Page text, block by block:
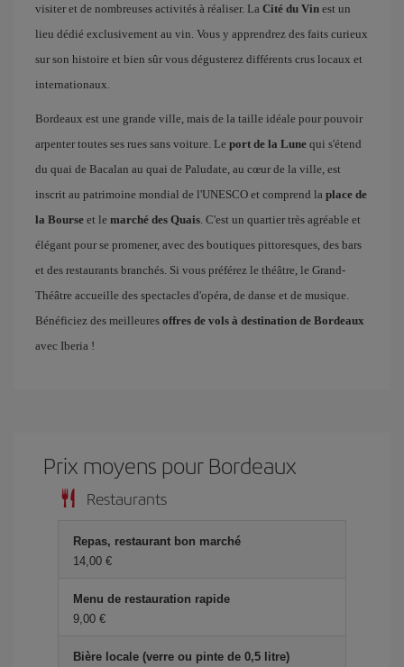
visiter et de nombreuses activités à réaliser. La Cité du Vin est un
lieu dédié exclusivement au vin. Vous y apprendrez des faits curieux
sur son histoire et bien sûr vous dégusterez différents crus locaux et
internationaux.
Bordeaux est une grande ville, mais de la taille idéale pour pouvoir
arpenter toutes ses rues sans voiture. Le port de la Lune qui s'étend
du quai de Bacalan au quai de Paludate, au cœur de la ville, est
inscrit au patrimoine mondial de l'UNESCO et comprend la place de
la Bourse et le marché des Quais. C'est un quartier très agréable et
élégant pour se promener, avec des boutiques pittoresques, des bars
et des restaurants branchés. Si vous préférez le théâtre, le Grand-
Théâtre accueille des spectacles d'opéra, de danse et de musique.
Bénéficiez des meilleures offres de vols à destination de Bordeaux
avec Iberia !
Prix ​​moyens pour Bordeaux
Restaurants
Repas, restaurant bon marché
14,00 €
Menu de restauration rapide
9,00 €
Bière locale (verre ou pinte de 0,5 litre)